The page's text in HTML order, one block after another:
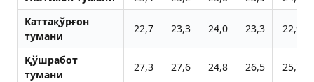
Каттақўрғон
тумани
22,7 23,3 24,0 23,3 22,9
Қўшработ
тумани
27,3 27,6 24,8 26,5 25,7